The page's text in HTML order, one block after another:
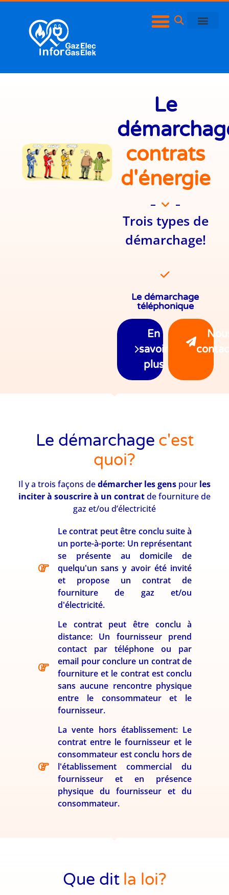
Le
contrats
d'énergie
Trois types de
démarchage!
Le démarchage
téléphonique
En
savoir
plus
Le démarchage c'est
quoi?
Il y a trois façons dedémarcher les gens pour les
inciter à souscrire à un contratde fourniture de
gaz et/ou d’électricité
Le contrat peut être conclu suite à
un porte-à-porte: Un représentant
se présente au domicile de
quelqu'un sans y avoir été invité
et propose un contrat de
fourniture de gaz et/ou
d'électricité.
Le contrat peut être conclu à
distance: Un fournisseur prend
contact par téléphone ou par
email pour conclure un contrat de
fourniture et le contrat est conclu
sans aucune rencontre physique
entre le consommateur et le
fournisseur.
La vente hors établissement: Le
contrat entre le fournisseur et le
consommateur est conclu hors de
l'établissement commercial du
fournisseur et en présence
physique du fournisseur et du
consommateur.
Que dit la loi?